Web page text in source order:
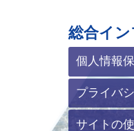
総合イ
個人情報
プライバ
サイトの